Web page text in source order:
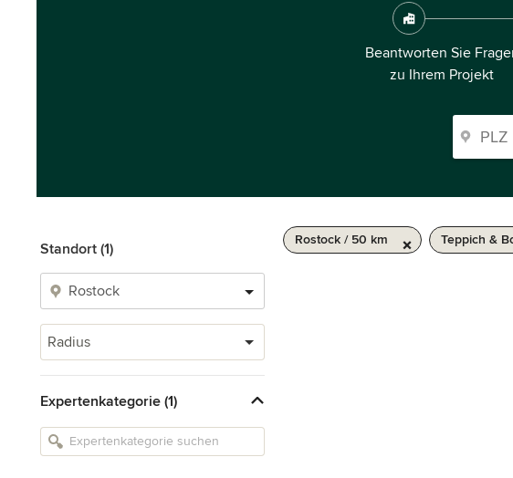
Beantworten Sie
zu Ihrem Projekt
Standort (1)
Radius
Expertenkategorie (1)
Rostock / 50 km Teppich &